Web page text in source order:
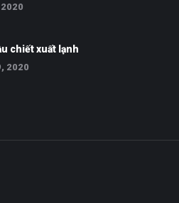
chiết xuất lạnh
2020